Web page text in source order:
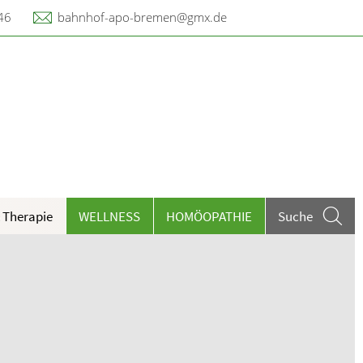
WELLNESS HOMÖOPATHIE Suche
bahnhof-apo-bremen@gmx.de